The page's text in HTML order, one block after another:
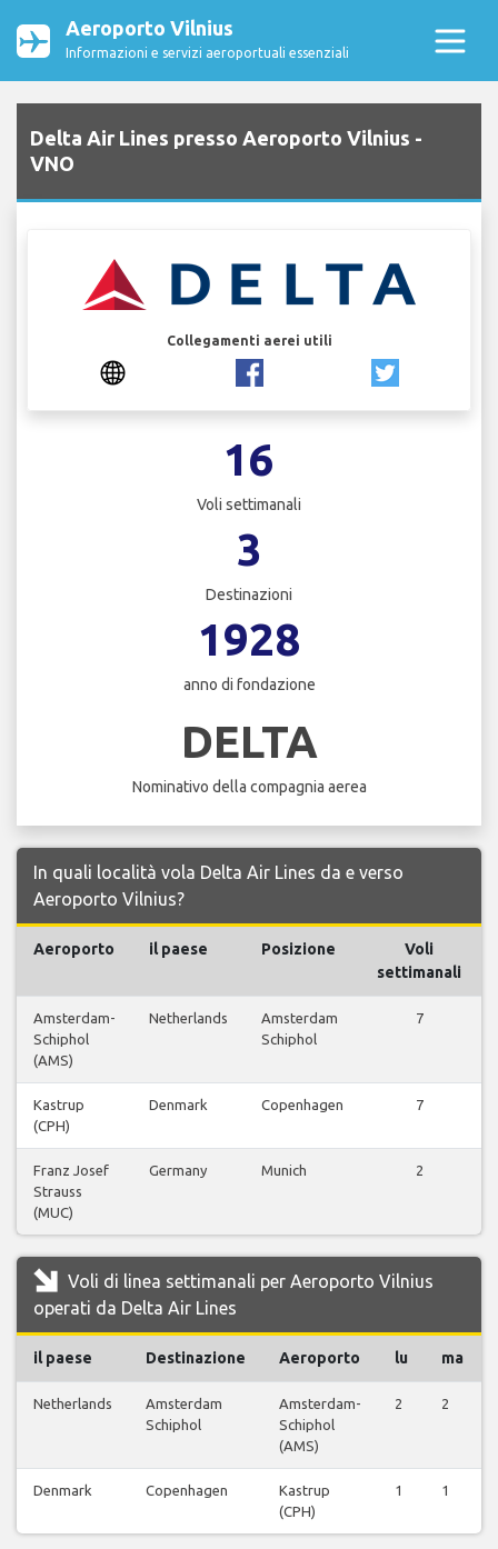
Aeroporto Vilnius
Informazioni e servizi aeroportuali essenziali
Delta Air Lines presso Aeroporto Vilnius -
VNO
Collegamenti aerei utili
16
Voli settimanali
3
Destinazioni
1928
anno di fondazione
DELTA
Nominativo della compagnia aerea
In quali località vola Delta Air Lines da e verso
Aeroporto Vilnius?
Aeroporto il paese Posizione
Voli
settimanali
Amsterdam-
Schiphol
(AMS)
Netherlands
Amsterdam
Schiphol
7
Kastrup
(CPH)
Denmark Copenhagen 7
Franz Josef
Strauss
(MUC)
Germany Munich 2
Voli di linea settimanali per Aeroporto Vilnius
operati da Delta Air Lines
il paese Destinazione Aeroporto lu ma
Netherlands
Amsterdam
Schiphol
Amsterdam-
Schiphol
(AMS)
2 2
Denmark Copenhagen
Kastrup
(CPH)
1 1